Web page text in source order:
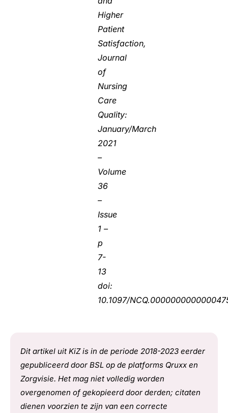
Higher
Patient
Satisfaction,
Journal
of
Nursing
Care
Quality:
January/March
2021
–
Volume
36
–
Issue
1 –
p
7-
13
doi:
10.1097/
Dit artikel uit KiZ is in de periode 2018-2023 eerder
gepubliceerd door BSL op de platforms Qruxx en
Zorgvisie. Het mag niet volledig worden
overgenomen of gekopieerd door derden; citaten
dienen voorzien te zijn van een correcte